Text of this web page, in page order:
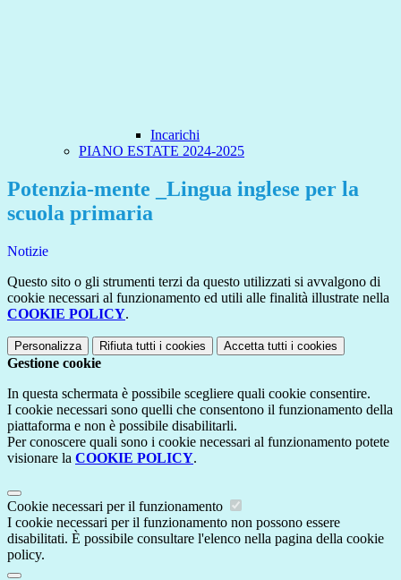
Incarichi
PIANO ESTATE 2024-2025
Potenzia-mente _Lingua inglese per la
scuola primaria
Notizie
Questo sito o gli strumenti terzi da questo utilizzati si avvalgono di
cookie necessari al funzionamento ed utili alle finalità illustrate nella
COOKIE POLICY.
Personalizza Rifiuta tutti i cookies Accetta tutti i cookies
Gestione cookie
In questa schermata è possibile scegliere quali cookie consentire.
I cookie necessari sono quelli che consentono il funzionamento della
piattaforma e non è possibile disabilitarli.
Per conoscere quali sono i cookie necessari al funzionamento potete
visionare la COOKIE POLICY.
Cookie necessari per il funzionamento
I cookie necessari per il funzionamento non possono essere
disabilitati. È possibile consultare l'elenco nella pagina della cookie
policy.